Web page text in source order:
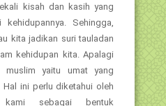
kisah dan kasih yang
Sehingga,
kita jadikan suri tauladan
kehidupan kita. Apalagi
muslim yaitu umat yang
Hal ini perlu diketahui oleh
sebagai bentuk